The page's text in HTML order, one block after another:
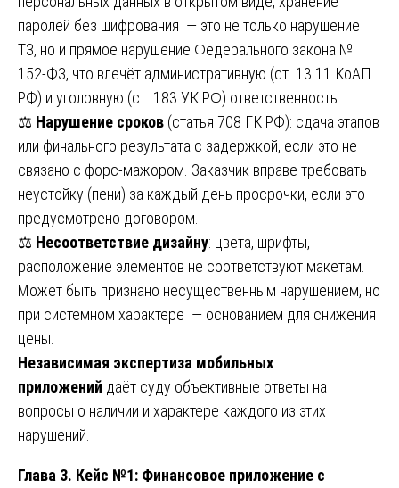
паролей без шифрования — это не только нарушение
ТЗ, но и прямое нарушение Федерального закона №
152-ФЗ, что влечёт административную (ст. 13.11 КоАП
РФ) и уголовную (ст. 183 УК РФ) ответственность.
⚖️ Нарушение сроков (статья 708 ГК РФ): сдача этапов
или финального результата с задержкой, если это не
связано с форс-мажором. Заказчик вправе требовать
неустойку (пени) за каждый день просрочки, если это
предусмотрено договором.
⚖️ Несоответствие дизайну: цвета, шрифты,
расположение элементов не соответствуют макетам.
Может быть признано несущественным нарушением, но
при системном характере — основанием для снижения
цены.
Независимая экспертиза мобильных
приложений даёт суду объективные ответы на
вопросы о наличии и характере каждого из этих
нарушений.
Глава 3. Кейс №1: Финансовое приложение с